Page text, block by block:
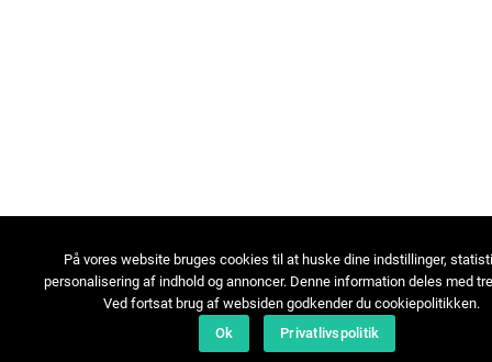
På vores website bruges cookies til at huske dine indstillinger,
personalisering af indhold og annoncer. Denne information deles med
Ved fortsat brug af websiden godkender du cookiepolitikken.
Ok
Privatlivspolitik